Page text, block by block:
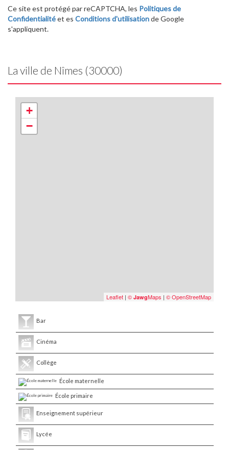
Ce site est protégé par reCAPTCHA, les Politiques de
Confidentialitéet es Conditions d'utilisationde Google
s'appliquent.
La ville de Nîmes (30000)
+
−
Leaflet | © JawgMaps | © OpenStreetMap
Bar
Cinéma
Collège
École maternelle
École primaire
Enseignement supérieur
Lycée